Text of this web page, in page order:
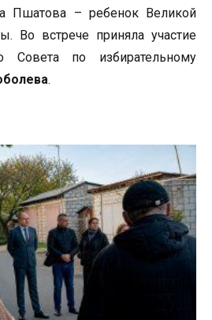
Пшатова – ребенок Великой
Во встрече приняла участие
Совета по избирательному
.